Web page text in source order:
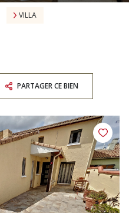
VILLA
PARTAGER CE BIEN